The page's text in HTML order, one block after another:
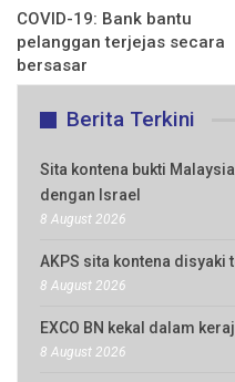
COVID-19: Bank bantu
pelanggan terjejas secara
bersasar
Berita Terkini
Sita kontena bukti
dengan Israel
8 August 2026
AKPS sita kontena disyaki
8 August 2026
EXCO BN kekal dalam
8 August 2026